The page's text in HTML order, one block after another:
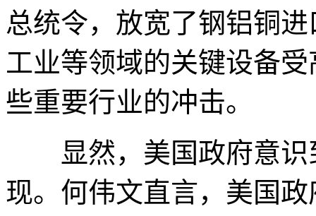
总统令，放宽了钢铝铜
工业等领域的关键设备
些重要行业的冲击。
显然，美国政府意识
现。何伟文直言，美国